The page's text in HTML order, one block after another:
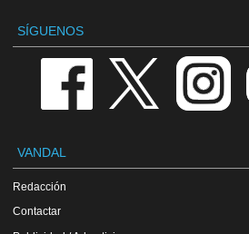
SÍGUENOS
VANDAL
Redacción
Contactar